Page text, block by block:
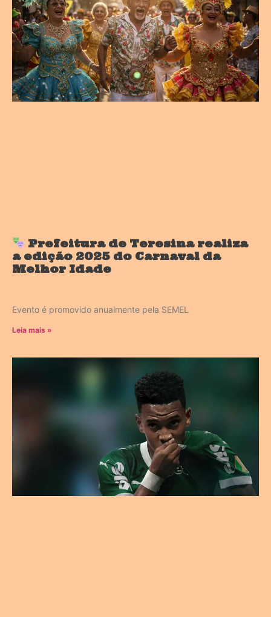
Prefeitura de Teresina realiza
a edição 2025 do Carnaval da
Melhor Idade
Evento é promovido anualmente pela SEMEL
Leia mais »